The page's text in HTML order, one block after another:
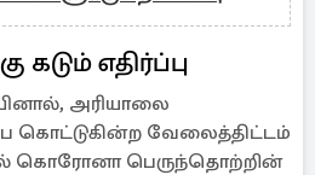
கடும் எதிர்ப்பு
அரியாலை
கொட்டுகின்ற வேலைத்திட்டம்
கொரோனா பெருந்தொற்றின்